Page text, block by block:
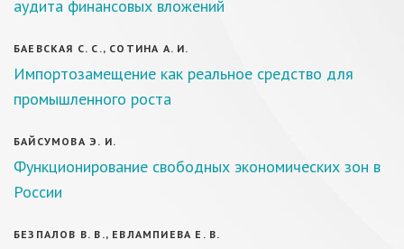
аудита финансовых вложений
БАЕВСКАЯ С. С., СОТИНА А. И.
Импортозамещение как реальное средство для
промышленного роста
БАЙСУМОВА Э. И.
Функционирование свободных экономических зон в
России
БЕЗПАЛОВ В. В., ЕВЛАМПИЕВА Е. В.